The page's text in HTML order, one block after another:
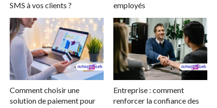
SMS à vos clients ?
employés
Comment choisir une
solution de paiement pour
Entreprise : comment
renforcer la confiance des